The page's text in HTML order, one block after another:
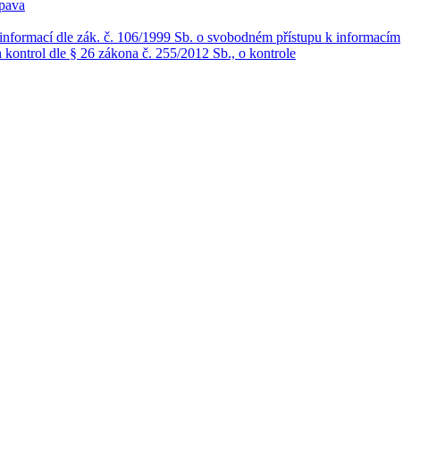
dle zák. č. 106/1999 Sb. o svobodném přístupu k informacím
dle § 26 zákona č. 255/2012 Sb., o kontrole